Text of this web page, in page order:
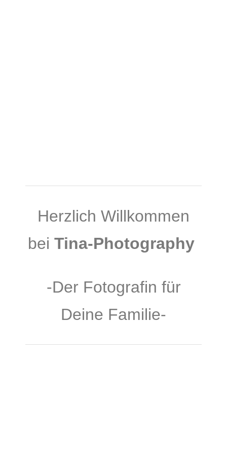
Herzlich Willkommen
bei Tina-Photography
-Der Fotografin für
Deine Familie-